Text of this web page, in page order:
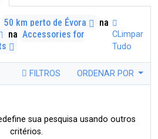
50 km perto de Évora
na
na Accessories for
CLimpar
Tudo
FILTROS ORDENAR POR
sua pesquisa usando outros
critérios.